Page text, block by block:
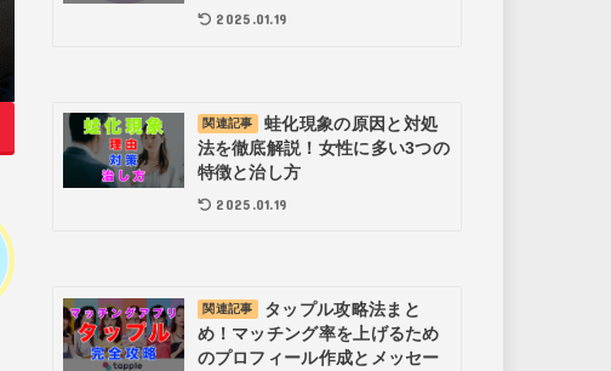
2025.01.19
関連記事
蛙化現象の原因と対処
法を徹底解説！女性に多い3つの
特徴と治し方
2025.01.19
関連記事
タップル攻略法まと
め！マッチング率を上げるため
のプロフィール作成とメッセー